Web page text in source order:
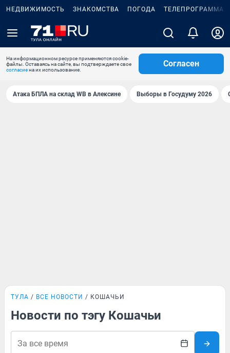
НЕДВИЖИМОСТЬ ЗНАКОМСТВА ПОГОДА ТЕЛЕПРОГРАММА
На информационном ресурсе применяются cookie-
файлы. Оставаясь на сайте, вы подтверждаете свое
согласиена их использование.
Согласен
Атака БПЛА на склад WB в Алексине Выборы в Госудуму 2026
ТУЛА ВСЕ НОВОСТИ КОШАЧЬИ
Новости по тэгу Кошачьи